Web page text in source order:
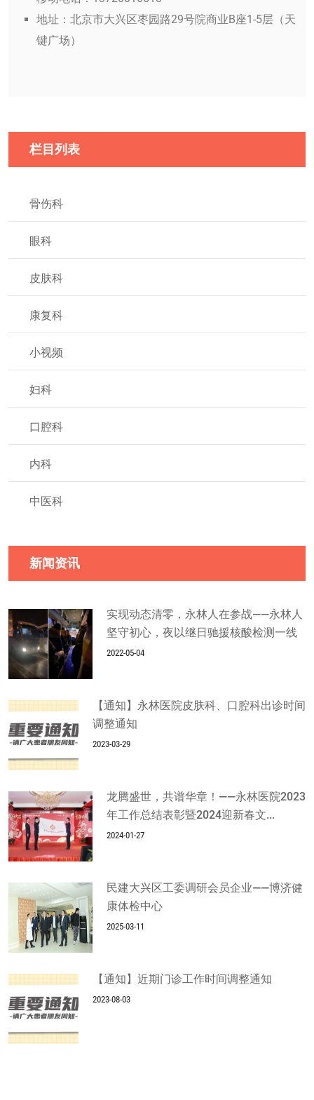
地址：北京市大兴区枣园路29号院商业B座1-5层（天
键广场）
栏目列表
骨伤科
眼科
皮肤科
康复科
小视频
妇科
口腔科
内科
中医科
新闻资讯
实现动态清零，永林人在参战——永林人
坚守初心，夜以继日驰援核酸检测一线
2022-05-04
【通知】永林医院皮肤科、口腔科出诊时间
调整通知
2023-03-29
龙腾盛世，共谱华章！——永林医院2023
年工作总结表彰暨2024迎新春文...
2024-01-27
民建大兴区工委调研会员企业——博济健
康体检中心
2025-03-11
【通知】近期门诊工作时间调整通知
2023-08-03